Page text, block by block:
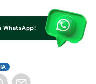
WhatsApp!